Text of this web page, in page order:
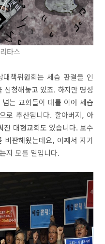
타스
책위원회는 세습 판결을 인
신청해놓고 있죠. 하지만 명성
는 교회들이 대를 이어 세습
로 추산됩니다. 할아버지, 아
대형교회도 있습니다. 보수
판해왔는데요, 어째서 자기
지 모를 일입니다.